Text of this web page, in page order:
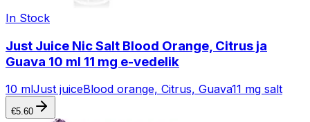
In Stock
Just Juice Nic Salt Blood Orange, Citrus ja
Guava 10 ml 11 mg e-vedelik
10 mlJust juiceBlood orange, Citrus, Guava11 mg salt
€5.60